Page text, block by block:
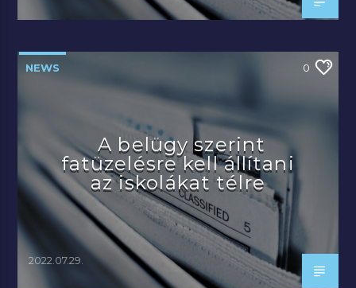
NEWS 0
A belügy szerint
fatüzelésre kell állítani
az iskolákat télre
2022.07.29.